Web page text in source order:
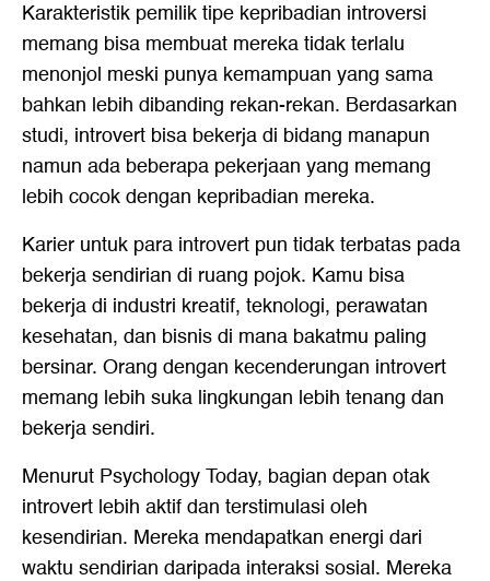
Karakteristik pemilik tipe kepribadian introversi
memang bisa membuat mereka tidak terlalu
menonjol meski punya kemampuan yang sama
bahkan lebih dibanding rekan-rekan. Berdasarkan
studi, introvert bisa bekerja di bidang manapun
namun ada beberapa pekerjaan yang memang
lebih cocok dengan kepribadian mereka.
Karier untuk para introvert pun tidak terbatas pada
bekerja sendirian di ruang pojok. Kamu bisa
bekerja di industri kreatif, teknologi, perawatan
kesehatan, dan bisnis di mana bakatmu paling
bersinar. Orang dengan kecenderungan introvert
memang lebih suka lingkungan lebih tenang dan
bekerja sendiri.
Menurut Psychology Today, bagian depan otak
introvert lebih aktif dan terstimulasi oleh
kesendirian. Mereka mendapatkan energi dari
waktu sendirian daripada interaksi sosial. Mereka